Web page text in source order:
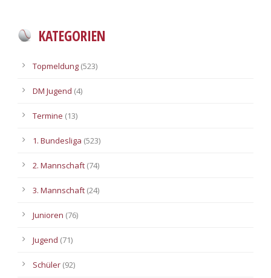
KATEGORIEN
Topmeldung (523)
DM Jugend (4)
Termine (13)
1. Bundesliga (523)
2. Mannschaft (74)
3. Mannschaft (24)
Junioren (76)
Jugend (71)
Schüler (92)